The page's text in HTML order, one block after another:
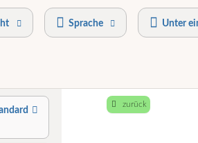
Sprache Unter
zurück